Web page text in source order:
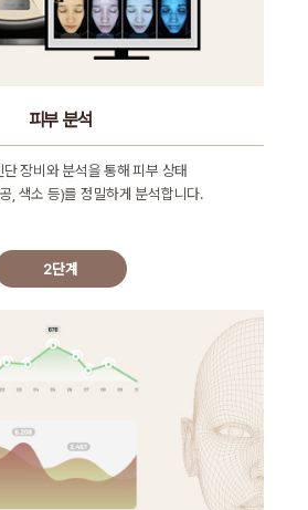
피부 분석
장비와 분석을 통해 피부 상태
, 색소 등)를 정밀하게 분석합니다.
2단계